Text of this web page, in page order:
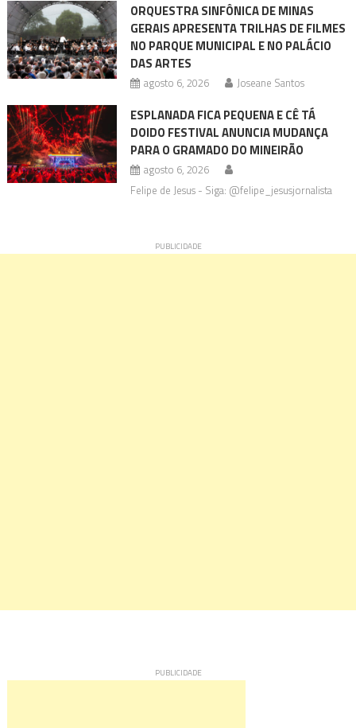
ORQUESTRA SINFÔNICA DE MINAS
GERAIS APRESENTA TRILHAS DE FILMES
NO PARQUE MUNICIPAL E NO PALÁCIO
DAS ARTES
agosto 6, 2026 Joseane Santos
ESPLANADA FICA PEQUENA E CÊ TÁ
DOIDO FESTIVAL ANUNCIA MUDANÇA
PARA O GRAMADO DO MINEIRÃO
agosto 6, 2026
Felipe de Jesus - Siga: @felipe_jesusjornalista